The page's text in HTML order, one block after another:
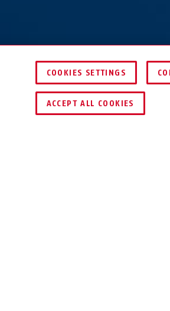
ÖSSZEHASONLÍTÁS
COOKIES SETTINGS
ACCEPT ALL COOKIES